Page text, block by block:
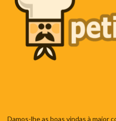
Damos-lhe as boas vindas à maior